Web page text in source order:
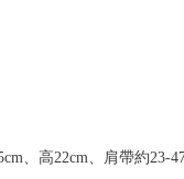
、高22cm、肩帶約23-